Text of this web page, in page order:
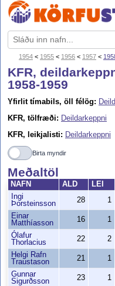
1954 < 1955 < 1956 < 1957 <
KFR,
1958-1959
Yfirlit tímabils, öll félög:
KFR, tölfræði: Deildarkeppni
KFR, leikjalisti: Deildarkeppni
Birta myndir
Meðaltöl
NAFN ALD LEI
Ingi
Þorsteinsson
28 1
Einar
Matthíasson
16 1
Ólafur
Thorlacius
22 2
Helgi Rafn
Traustason
21 1
Gunnar
Sigurðsson
23 1